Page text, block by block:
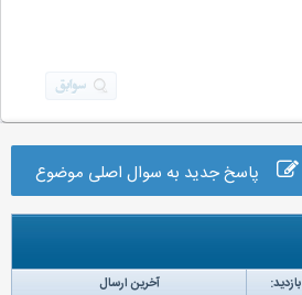
پاسخ جدید به سوال اصلی موضوع
بازدید: آخرین ارسال